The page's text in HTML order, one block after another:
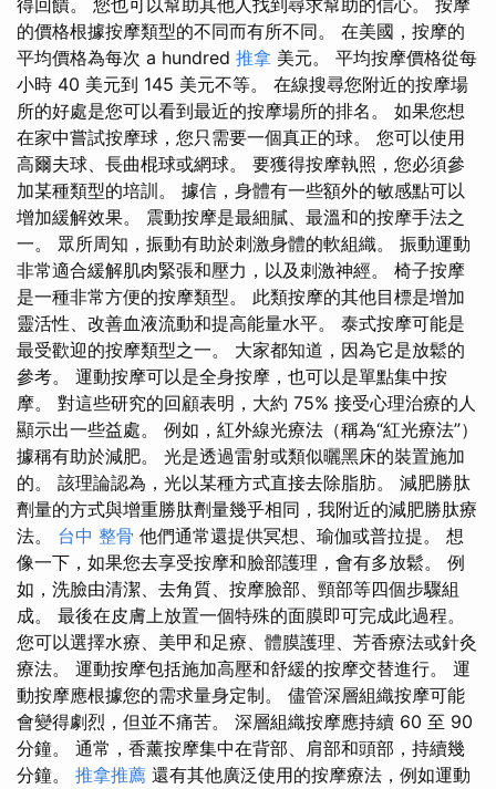
得回饋。 您也可以幫助其他人找到尋求幫助的信心。 按摩
的價格根據按摩類型的不同而有所不同。 在美國，按摩的
平均價格為每次 a hundred 推拿 美元。 平均按摩價格從每
小時 40 美元到 145 美元不等。 在線搜尋您附近的按摩場
所的好處是您可以看到最近的按摩場所的排名。 如果您想
在家中嘗試按摩球，您只需要一個真正的球。 您可以使用
高爾夫球、長曲棍球或網球。 要獲得按摩執照，您必須參
加某種類型的培訓。 據信，身體有一些額外的敏感點可以
增加緩解效果。 震動按摩是最細膩、最溫和的按摩手法之
一。 眾所周知，振動有助於刺激身體的軟組織。 振動運動
非常適合緩解肌肉緊張和壓力，以及刺激神經。 椅子按摩
是一種非常方便的按摩類型。 此類按摩的其他目標是增加
靈活性、改善血液流動和提高能量水平。 泰式按摩可能是
最受歡迎的按摩類型之一。 大家都知道，因為它是放鬆的
參考。 運動按摩可以是全身按摩，也可以是單點集中按
摩。 對這些研究的回顧表明，大約 75% 接受心理治療的人
顯示出一些益處。 例如，紅外線光療法（稱為“紅光療法”）
據稱有助於減肥。 光是透過雷射或類似曬黑床的裝置施加
的。 該理論認為，光以某種方式直接去除脂肪。 減肥勝肽
劑量的方式與增重勝肽劑量幾乎相同，我附近的減肥勝肽療
法。 台中 整骨 他們通常還提供冥想、瑜伽或普拉提。 想
像一下，如果您去享受按摩和臉部護理，會有多放鬆。 例
如，洗臉由清潔、去角質、按摩臉部、頸部等四個步驟組
成。 最後在皮膚上放置一個特殊的面膜即可完成此過程。
您可以選擇水療、美甲和足療、體膜護理、芳香療法或針灸
療法。 運動按摩包括施加高壓和舒緩的按摩交替進行。 運
動按摩應根據您的需求量身定制。 儘管深層組織按摩可能
會變得劇烈，但並不痛苦。 深層組織按摩應持續 60 至 90
分鐘。 通常，香薰按摩集中在背部、肩部和頭部，持續幾
分鐘。 推拿推薦 還有其他廣泛使用的按摩療法，例如運動